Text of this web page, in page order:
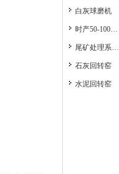
白灰球磨机
时产50-100…
尾矿处理系…
石灰回转窑
水泥回转窑